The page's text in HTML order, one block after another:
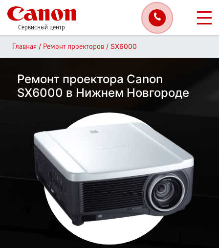
Сервисный центр
Главная / Ремонт проекторов / SX6000
Ремонт проектора Canon
SX6000 в Нижнем Новгороде